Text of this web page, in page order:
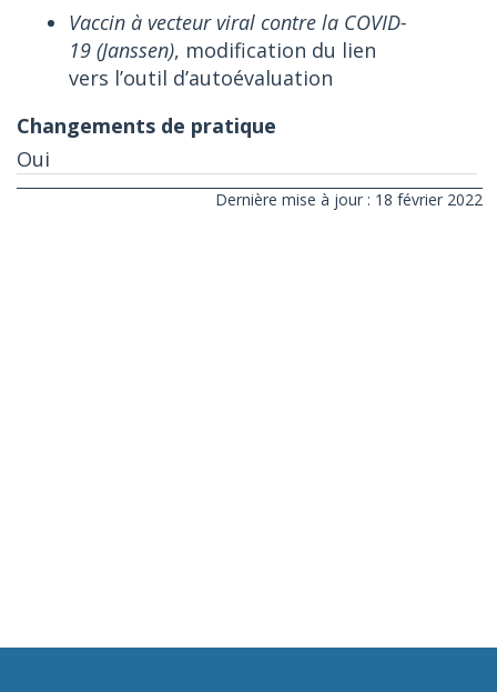
Vaccin à vecteur viral contre la COVID-
19 (Janssen), modification du lien
vers l’outil d’autoévaluation
Oui
Dernière mise à jour : 18 février 2022